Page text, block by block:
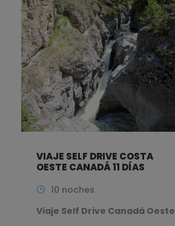
VIAJE SELF DRIVE COSTA
OESTE CANADÁ 11 DÍAS
10 noches
Viaje Self Drive Canadá Oeste